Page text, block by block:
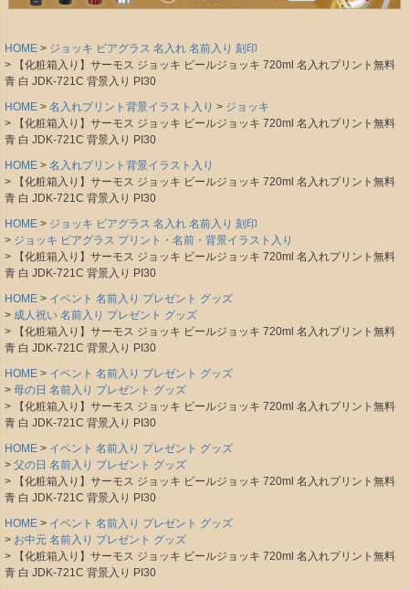
HOME
ジョッキ ビアグラス 名入れ 名前入り 刻印
【化粧箱入り】サーモス ジョッキ ビールジョッキ 720ml 名入れプリント無料
青 白 JDK-721C 背景入り PI30
HOME
名入れプリント背景イラスト入り
ジョッキ
【化粧箱入り】サーモス ジョッキ ビールジョッキ 720ml 名入れプリント無料
青 白 JDK-721C 背景入り PI30
HOME
名入れプリント背景イラスト入り
【化粧箱入り】サーモス ジョッキ ビールジョッキ 720ml 名入れプリント無料
青 白 JDK-721C 背景入り PI30
HOME
ジョッキ ビアグラス 名入れ 名前入り 刻印
ジョッキ ビアグラス プリント・名前・背景イラスト入り
【化粧箱入り】サーモス ジョッキ ビールジョッキ 720ml 名入れプリント無料
青 白 JDK-721C 背景入り PI30
HOME
イベント 名前入り プレゼント グッズ
成人祝い 名前入り プレゼント グッズ
【化粧箱入り】サーモス ジョッキ ビールジョッキ 720ml 名入れプリント無料
青 白 JDK-721C 背景入り PI30
HOME
イベント 名前入り プレゼント グッズ
母の日 名前入り プレゼント グッズ
【化粧箱入り】サーモス ジョッキ ビールジョッキ 720ml 名入れプリント無料
青 白 JDK-721C 背景入り PI30
HOME
イベント 名前入り プレゼント グッズ
父の日 名前入り プレゼント グッズ
【化粧箱入り】サーモス ジョッキ ビールジョッキ 720ml 名入れプリント無料
青 白 JDK-721C 背景入り PI30
HOME
イベント 名前入り プレゼント グッズ
お中元 名前入り プレゼント グッズ
【化粧箱入り】サーモス ジョッキ ビールジョッキ 720ml 名入れプリント無料
青 白 JDK-721C 背景入り PI30